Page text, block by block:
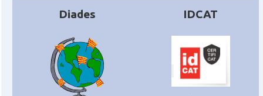
Consolat Consolat general a Munich [München]
Consolat Consolat general a Stuttgart
Diades IDCAT